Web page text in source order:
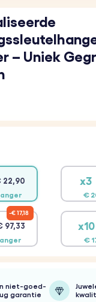
– Uniek
22,90 x3
€
97,33
€ 17,18
x10
€
niet-goed-
garantie